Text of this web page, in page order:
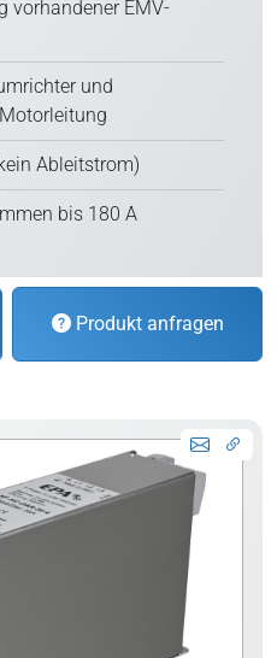
vorhandener EMV-
und
Ableitstrom)
bis 180 A
Produkt anfragen